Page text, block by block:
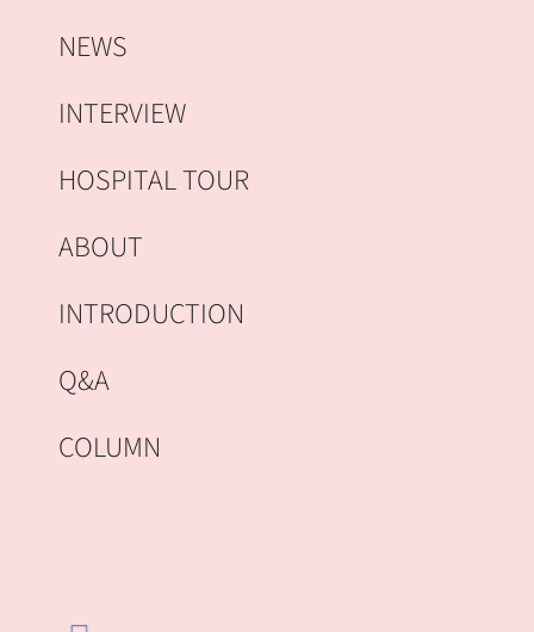
NEWS
INTERVIEW
HOSPITAL TOUR
ABOUT
INTRODUCTION
Q&A
COLUMN